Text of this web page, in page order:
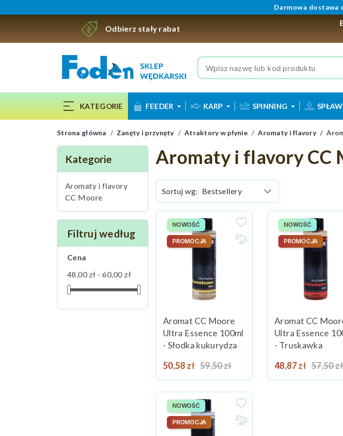
Darmowa dostawa
Odbierz stały rabat
KATEGORIE FEEDER KARP SPINNING
Strona główna Zanęty i przynęty Atraktory w płynie Aromaty i flavory
Kategorie
Aromaty i flavory
CC Moore
Filtruj według
Cena
48,00 zł - 60,00 zł
Aromaty i flavory CC
Sortuj wg:
Aromat CC Moore
Ultra Essence 100ml
- Słodka kukurydza
Cena
50,58 zł Cena podstawowa
59,50 zł
NOWOŚĆ
PROMOCJA
Aromat CC
Ultra Essence
- Truskawka
Cena
48,87 zł Cena
57,50 zł
NOWOŚĆ
PROMOCJA
NOWOŚĆ
PROMOCJA